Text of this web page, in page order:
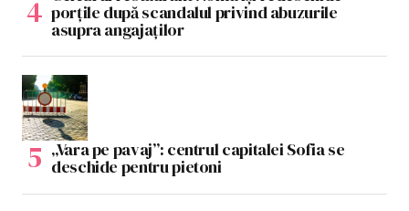
porțile după scandalul privind abuzurile
asupra angajaților
„Vara pe pavaj”: centrul capitalei Sofia se
deschide pentru pietoni